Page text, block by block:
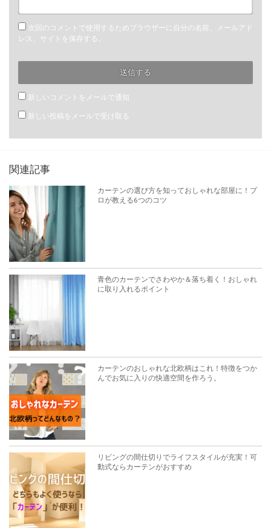
次回のコメントで使用するためブラウザーに自分の名前、メールアド
レス、サイトを保存する。
新しいコメントをメールで通知
新しい投稿をメールで受け取る
関連記事
カーテンの選び方を知っておしゃれな部屋に！プ
ロが教える6つのコツ
青色のカーテンでさわやか＆落ち着く！おしゃれ
に取り入れるポイント
カーテンのおしゃれな北欧柄はこれ！特徴をつか
んでお気に入りの快適空間を作ろう。
リビングの間仕切りでライフスタイルが充実！可
動式ならカーテンがおすすめ